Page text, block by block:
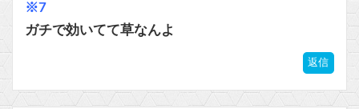
※7
ガチで効いてて草なんよ
返信